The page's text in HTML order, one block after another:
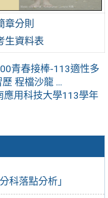
科落點分析」
章分則
生資料表
青春接棒-113適性多
程檔沙龍 ...
應用科技大學113學年